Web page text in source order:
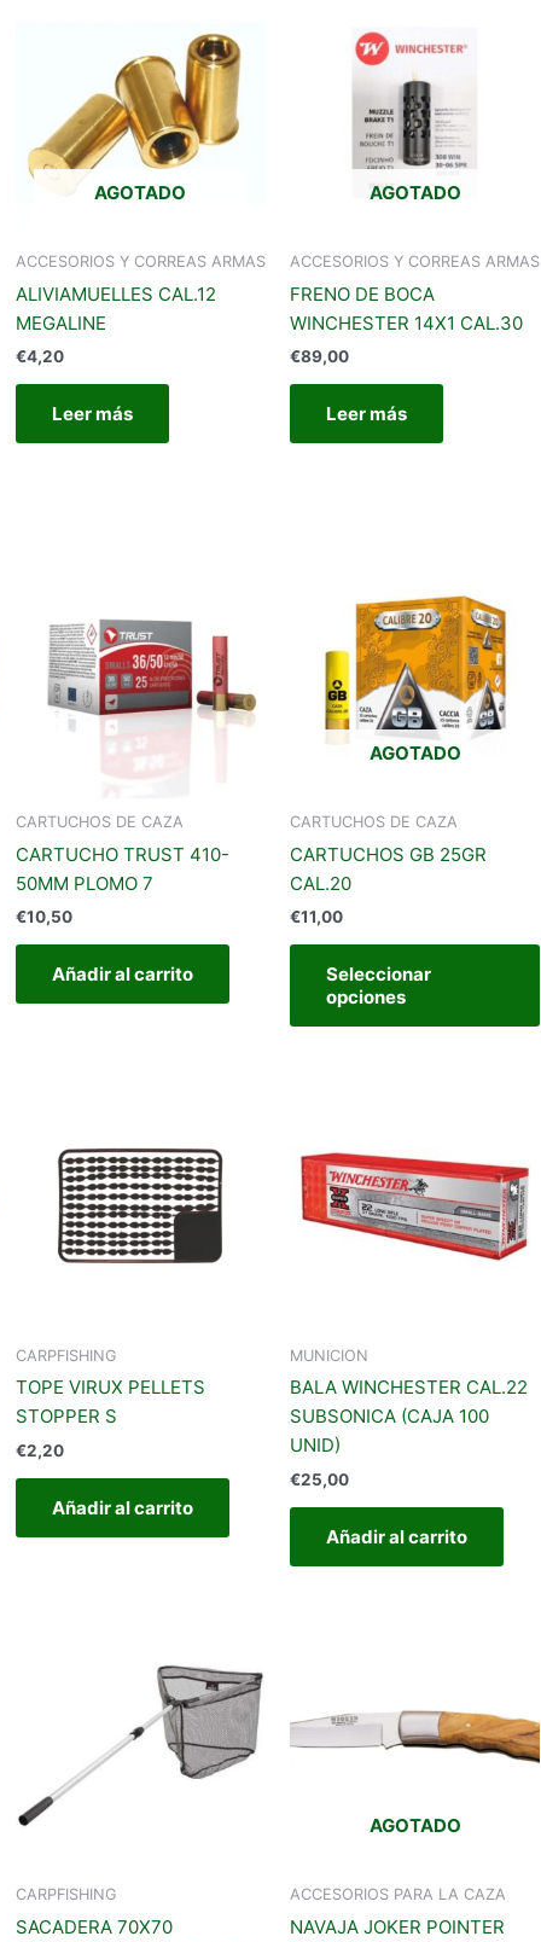
AGOTADO
ACCESORIOS Y CORREAS ARMAS
ALIVIAMUELLES CAL.12
MEGALINE
€4,20
Leer más
AGOTADO
ACCESORIOS Y CORREAS ARMAS
FRENO DE BOCA
WINCHESTER 14X1 CAL.30
€89,00
Leer más
CARTUCHOS DE CAZA
CARTUCHO TRUST 410-
50MM PLOMO 7
€10,50
Añadir al carrito
AGOTADO
CARTUCHOS DE CAZA
CARTUCHOS GB 25GR
CAL.20
€11,00
Seleccionar
opciones
CARPFISHING
TOPE VIRUX PELLETS
STOPPER S
€2,20
Añadir al carrito
MUNICION
BALA WINCHESTER CAL.22
SUBSONICA (CAJA 100
UNID)
€25,00
Añadir al carrito
CARPFISHING
SACADERA 70X70
AGOTADO
ACCESORIOS PARA LA CAZA
NAVAJA JOKER POINTER